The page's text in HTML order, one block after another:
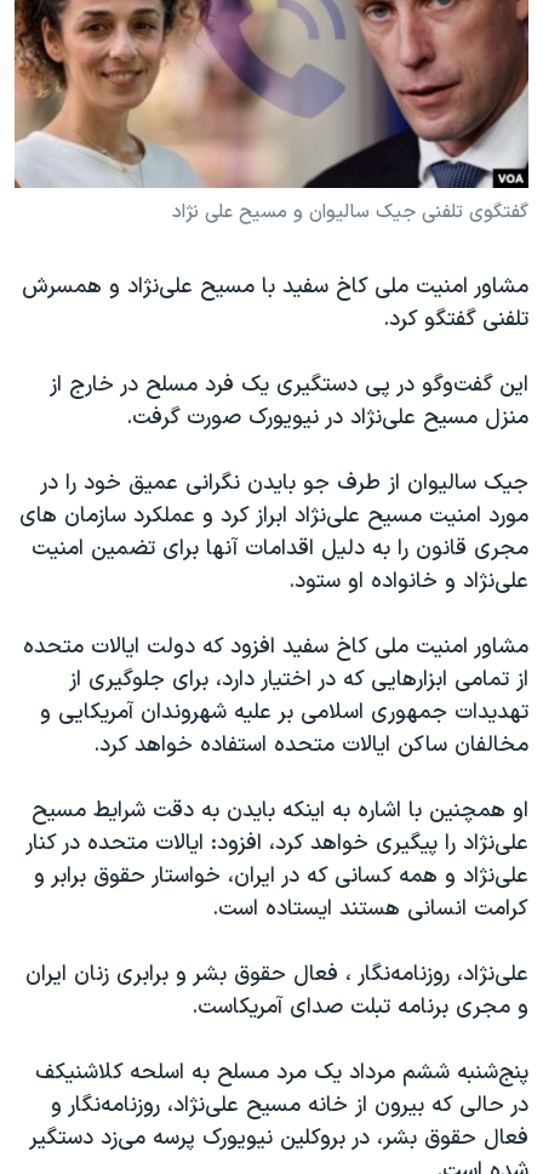
فرهنگ و زندگی
حقوق شهروندی
اقتصادی
علم و فناوری
آرشیو پخش زنده
مستندها
انتخابات ریاست جمهوری آمریکا ۲۰۲۴
حمله جمهوری اسلامی به اسرائیل
رمز مهسا
مجموعه مستندهای دادخواهی
تریبونال مردمی آبان ۹۸
دادگاه حمید نوری
چهل سال گروگان‌گیری
اعتراضات مردمی آبان ۹۸
اسرائیل در جنگ
نرگس محمدی برنده جایزه نوبل صلح
همایش محافظه‌کاران آمریکا «سی‌پک»
صفحه‌های ویژه
سفر پرزیدنت ترامپ به چین
دنبال کنید
زبانهای مختلف
گفتگوی تلفنی جیک سالیوان و مسیح علی نژاد
مشاور امنیت ملی کاخ سفید با مسیح علی‌نژاد و همسرش
تلفنی گفتگو کرد.
این گفت‌و‌گو در پی دستگیری یک فرد مسلح در خارج از
منزل مسیح علی‌نژاد در نیویورک صورت گرفت.
جیک سالیوان از طرف جو بایدن نگرانی عمیق خود را در
مورد امنیت مسیح علی‌نژاد ابراز کرد و عملکرد سازمان های
مجری قانون را به دلیل اقدامات آنها برای تضمین امنیت
علی‌نژاد و خانواده او ستود.
مشاور امنیت ملی کاخ سفید افزود که دولت ایالات متحده
از تمامی ابزارهایی که در اختیار دارد، برای جلوگیری از
تهدیدات جمهوری اسلامی بر علیه شهروندان آمریکایی و
مخالفان ساکن ایالات متحده استفاده خواهد کرد.
او همچنین با اشاره به اینکه بایدن به دقت شرایط مسیح
علی‌نژاد را پیگیری خواهد کرد، افزود: ایالات متحده در کنار
علی‌نژاد و همه کسانی که در ایران، خواستار حقوق برابر و
کرامت انسانی هستند ایستاده است.
علی‌نژاد، روزنامه‌نگار ، فعال حقوق بشر و برابری زنان ایران
و مجری برنامه تبلت صدای آمریکاست.
پنج‌شنبه ششم مرداد یک مرد مسلح به اسلحه کلاشنیکف
در حالی که بیرون از خانه مسیح علی‌نژاد، روزنامه‌نگار و
فعال حقوق بشر، در بروکلین نیویورک پرسه می‌زد دستگیر